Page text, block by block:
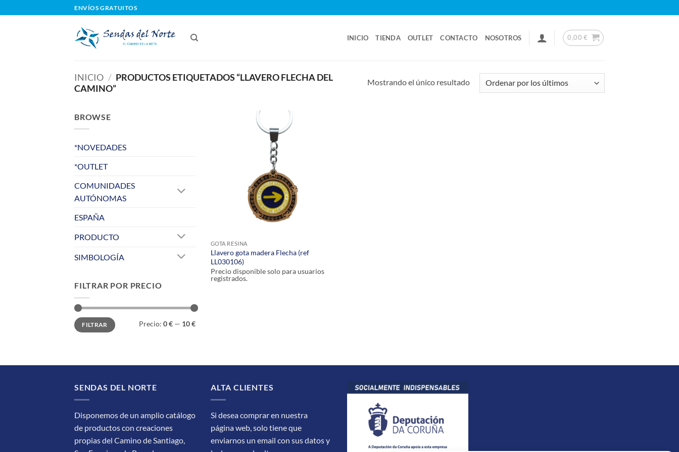
al
ENVÍOS GRATUITOS
INICIO TIENDA OUTLET CONTACTO NOSOTROS 0,00€
INICIO / PRODUCTOS ETIQUETADOS “LLAVERO FLECHA DEL
CAMINO”
Mostrando el único resultado
BROWSE
*NOVEDADES
*OUTLET
COMUNIDADES
AUTÓNOMAS
ESPAÑA
PRODUCTO
SIMBOLOGÍA
FILTRAR POR PRECIO
Precio
mínimo
Precio
máximo
FILTRAR Precio: 0 € — 10 €
GOTA RESINA
Llavero gota madera Flecha (ref
LL030106)
Precio disponible solo para usuarios
registrados.
SENDAS DEL NORTE
Disponemos de un amplio catálogo
de productos con creaciones
propias del Camino de Santiago,
ALTA CLIENTES
Si desea comprar en nuestra
página web, solo tiene que
enviarnos un email con sus datos y